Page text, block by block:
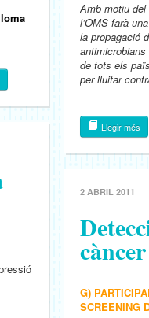
Amb motiu
l’OMS farà
la propagació
antimicrobians
de tots els
per lluitar
Llegir més
2 ABRIL 2011
G)
SCREENING